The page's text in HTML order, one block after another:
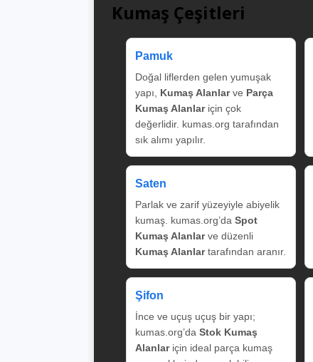
Kumaş Çeşitleri
Pamuk
Doğal liflerden gelen yumuşak
yapı, Kumaş Alanlarve Parça
Kumaş Alanlariçin çok
değerlidir. kumas.org tarafından
sık alımı yapılır.
Saten
Parlak ve zarif yüzeyiyle abiyelik
kumaş. kumas.org’da Spot
Kumaş Alanlarve düzenli
Kumaş Alanlartarafından aranır.
Şifon
İnce ve uçuş uçuş bir yapı;
kumas.org’da Stok Kumaş
Alanlariçin ideal parça kumaş